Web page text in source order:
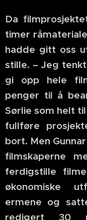
Da
timer
hadde gitt oss
stille. – Jeg
gi opp hele
penger til å
Sørlie som helt
fullføre
bort. Men
filmskaperne
ferdigstille
økonomiske
ermene og
redigert 30